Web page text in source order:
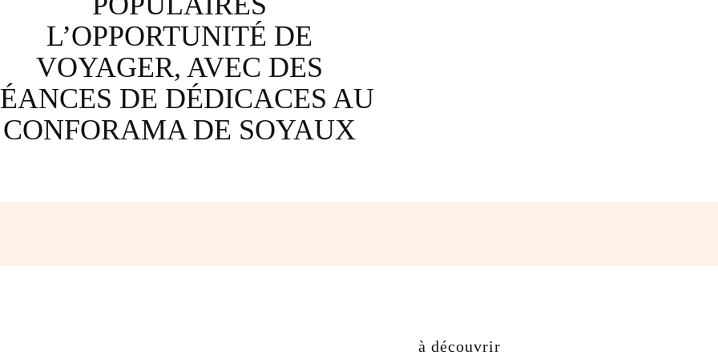
L’OPPORTUNITÉ DE
VOYAGER, AVEC DES
DE DÉDICACES AU
CONFORAMA DE SOYAUX
à découvrir